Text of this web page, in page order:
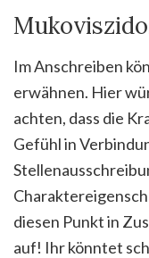
Im Anschreiben
erwähnen. Hier
achten, dass die
Gefühl in
diesen Punkt in
auf! Ihr könntet